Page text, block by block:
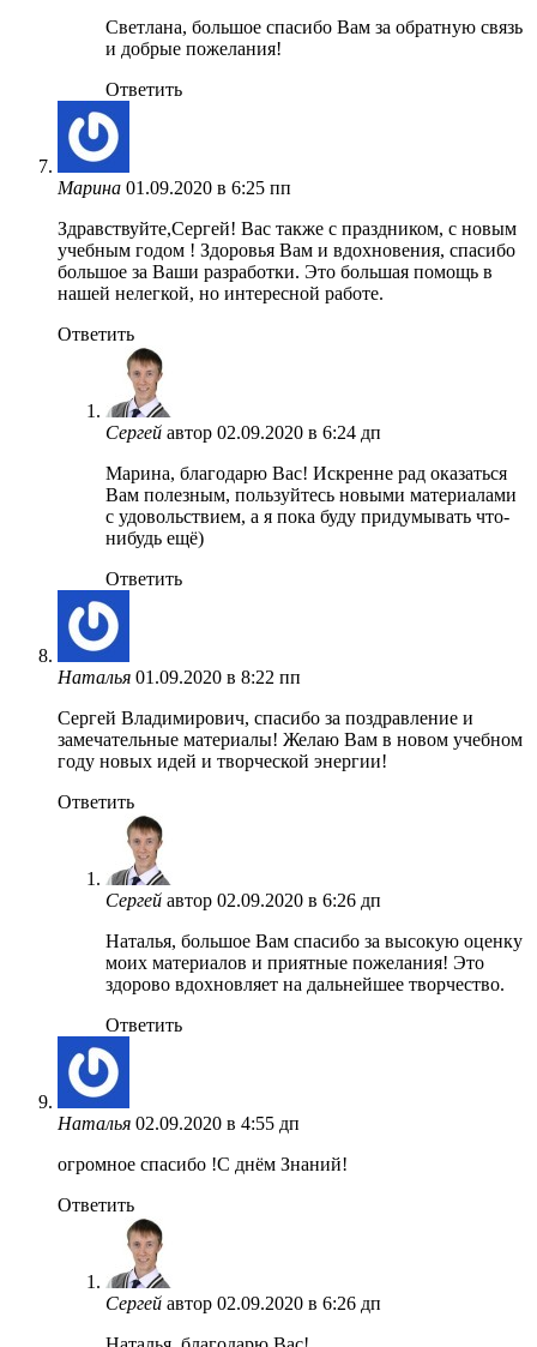
Светлана, большое спасибо Вам за обратную связь
и добрые пожелания!
Ответить
Марина 01.09.2020 в 6:25 пп
Здравствуйте,Сергей! Вас также с праздником, с новым
учебным годом ! Здоровья Вам и вдохновения, спасибо
большое за Ваши разработки. Это большая помощь в
нашей нелегкой, но интересной работе.
Ответить
Сергей автор 02.09.2020 в 6:24 дп
Марина, благодарю Вас! Искренне рад оказаться
Вам полезным, пользуйтесь новыми материалами
с удовольствием, а я пока буду придумывать что-
нибудь ещё)
Ответить
Наталья 01.09.2020 в 8:22 пп
Сергей Владимирович, спасибо за поздравление и
замечательные материалы! Желаю Вам в новом учебном
году новых идей и творческой энергии!
Ответить
Сергей автор 02.09.2020 в 6:26 дп
Наталья, большое Вам спасибо за высокую оценку
моих материалов и приятные пожелания! Это
здорово вдохновляет на дальнейшее творчество.
Ответить
Наталья 02.09.2020 в 4:55 дп
огромное спасибо !С днём Знаний!
Ответить
Сергей автор 02.09.2020 в 6:26 дп